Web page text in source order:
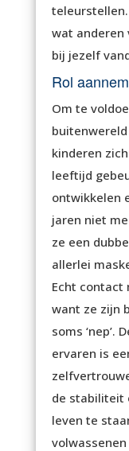
teleurstellen.
wat anderen
bij jezelf
Rol
Om te
kinderen
leeftijd
ontwikkelen
jaren niet
ze een
allerlei
Echt contact
want ze zijn
soms ‘nep’.
ervaren is
de stabiliteit
leven te